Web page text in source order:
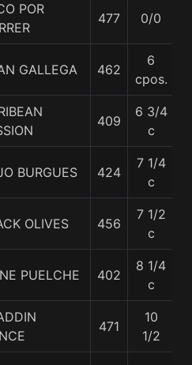
POR
477 0/0
GALLEGA 462
6
cpos.
409
6 3/4
c
BURGUES 424
7 1/4
c
OLIVES 456
7 1/2
c
PUELCHE 402
8 1/4
c
471
10
1/2